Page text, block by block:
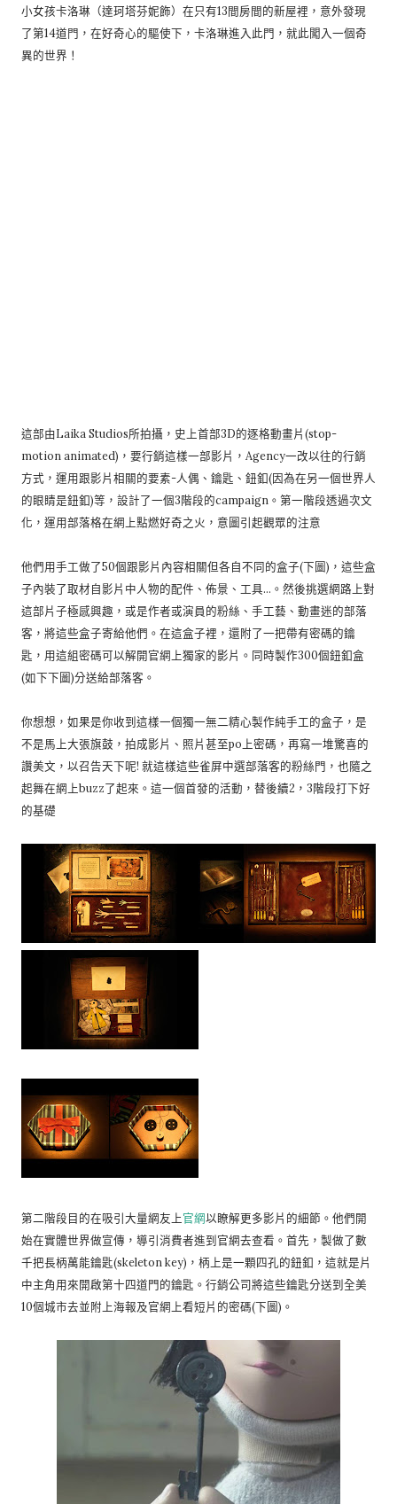
小女孩卡洛琳（達珂塔芬妮飾）在只有13間房間的新屋裡，意外發現
了第14道門，在好奇心的驅使下，卡洛琳進入此門，就此闖入一個奇
異的世界！
這部由Laika Studios所拍攝，史上首部3D的逐格動畫片(stop-
motion animated)，要行銷這樣一部影片，Agency一改以往的行銷
方式，運用跟影片相關的要素-人偶、鑰匙、鈕釦(因為在另一個世界人
的眼睛是鈕釦)等，設計了一個3階段的campaign。第一階段透過次文
化，運用部落格在網上點燃好奇之火，意圖引起觀眾的注意
他們用手工做了50個跟影片內容相關但各自不同的盒子(下圖)，這些盒
子內裝了取材自影片中人物的配件、佈景、工具...。然後挑選網路上對
這部片子極感興趣，或是作者或演員的粉絲、手工藝、動畫迷的部落
客，將這些盒子寄給他們。在這盒子裡，還附了一把帶有密碼的鑰
匙，用這組密碼可以解開官網上獨家的影片。同時製作300個鈕釦盒
(如下下圖)分送給部落客。
你想想，如果是你收到這樣一個獨一無二精心製作純手工的盒子，是
不是馬上大張旗鼓，拍成影片、照片甚至po上密碼，再寫一堆驚喜的
讚美文，以召告天下呢! 就這樣這些雀屏中選部落客的粉絲門，也隨之
起舞在網上buzz了起來。這一個首發的活動，替後續2，3階段打下好
的基礎
第二階段目的在吸引大量網友上官網以瞭解更多影片的細節。他們開
始在實體世界做宣傳，導引消費者進到官網去查看。首先，製做了數
千把長柄萬能鑰匙(skeleton key)，柄上是一顆四孔的鈕釦，這就是片
中主角用來開啟第十四道門的鑰匙。行銷公司將這些鑰匙分送到全美
10個城市去並附上海報及官網上看短片的密碼(下圖)。